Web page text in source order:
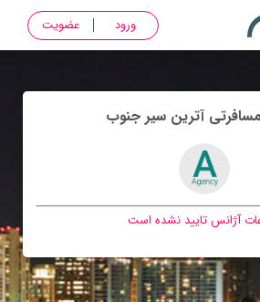
ورود عضویت
آترين سير جنوب
آژانس تایید نشده است